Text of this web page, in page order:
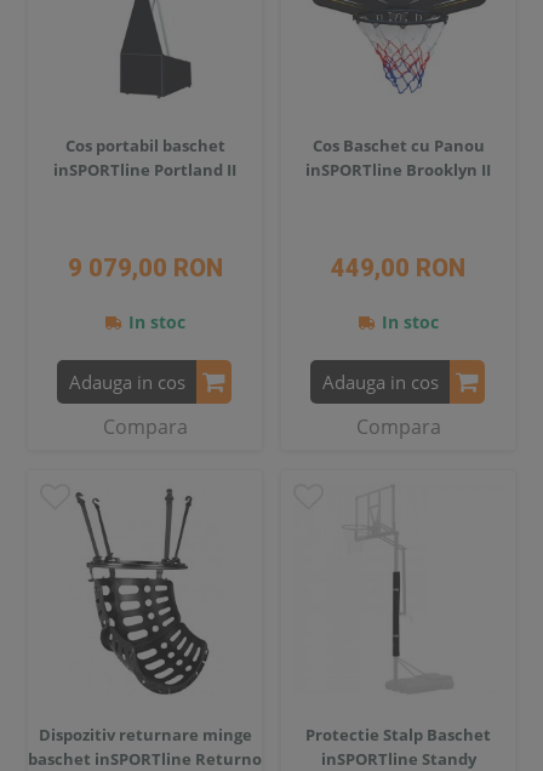
Cos portabil baschet
inSPORTline Portland II
9 079,00 RON
In stoc
Adauga in cos
Compara
Cos Baschet cu Panou
inSPORTline Brooklyn II
449,00 RON
In stoc
Adauga in cos
Compara
Dispozitiv returnare minge
baschet inSPORTline Returno
Protectie Stalp Baschet
inSPORTline Standy